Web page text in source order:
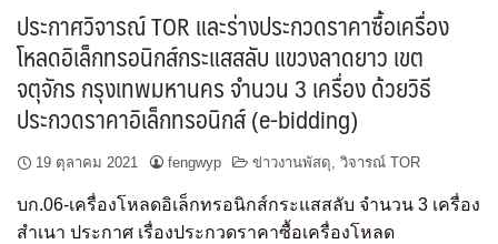
ประกาศวิจารณ์ TOR และร่างประกวดราคาซื้อเครื่อง
โหลดอิเล็กทรอนิกส์กระแสสลับ แขวงลาดยาว เขต
จตุจักร กรุงเทพมหานคร จำนวน 3 เครื่อง ด้วยวิธี
ประกวดราคาอิเล็กทรอนิกส์ (e-bidding)
19 ตุลาคม 2021 fengwyp ข่าวงานพัสดุ, วิจารณ์ TOR
บก.06-เครื่องโหลดอิเล็กทรอนิกส์กระแสสลับ จำนวน 3 เครื่อง
สำเนา ประกาศ เรื่องประกวดราคาซื้อเครื่องโหลด